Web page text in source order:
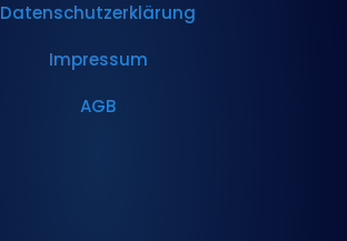
Datenschutzerklärung
Impressum
AGB